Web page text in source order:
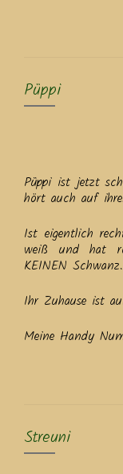
Püppi
Püppi ist jetzt
hört auch auf
Ist eigentlich
weiß und hat
KEINEN Schwanz.
Ihr Zuhause ist
Meine Handy
Streuni